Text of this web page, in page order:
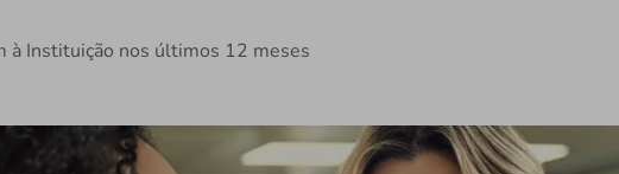
à Instituição nos últimos 12 meses